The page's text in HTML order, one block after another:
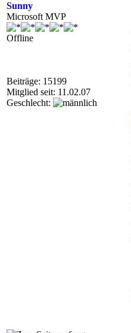
Sunny
Microsoft MVP
Offline
Beiträge: 15199
Mitglied seit: 11.02.07
Geschlecht: